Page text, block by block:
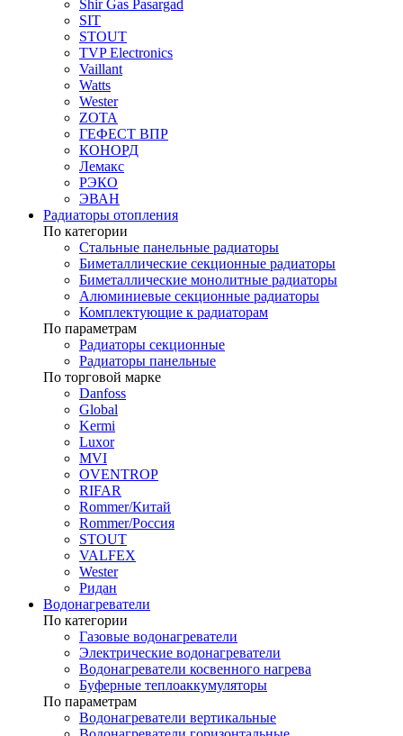
Shir Gas Pasargad
SIT
STOUT
TVP Electronics
Vaillant
Watts
Wester
ZOTA
ГЕФЕСТ ВПР
КОНОРД
Лемакс
РЭКО
ЭВАН
Радиаторы отопления
По категории
Стальные панельные радиаторы
Биметаллические секционные радиаторы
Биметаллические монолитные радиаторы
Алюминиевые секционные радиаторы
Комплектующие к радиаторам
По параметрам
Радиаторы секционные
Радиаторы панельные
По торговой марке
Danfoss
Global
Kermi
Luxor
MVI
OVENTROP
RIFAR​
Rommer/Китай
Rommer/Россия
STOUT
VALFEX
Wester
Ридан
Водонагреватели
По категории
Газовые водонагреватели
Электрические водонагреватели
Водонагреватели косвенного нагрева
Буферные теплоаккумуляторы
По параметрам
Водонагреватели вертикальные